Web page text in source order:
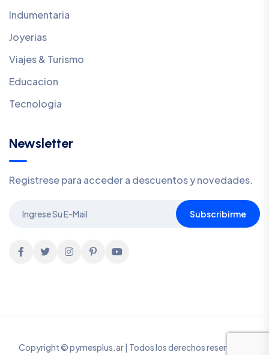
Indumentaria
Joyerias
Viajes & Turismo
Educacion
Tecnologia
Newsletter
Registrese para acceder a descuentos y novedades.
Subscribirme
Copyright © pymesplus.ar | Todos los derechos reservados